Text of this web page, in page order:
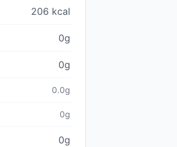
206 kcal
0g
0g
0.0g
0g
0g